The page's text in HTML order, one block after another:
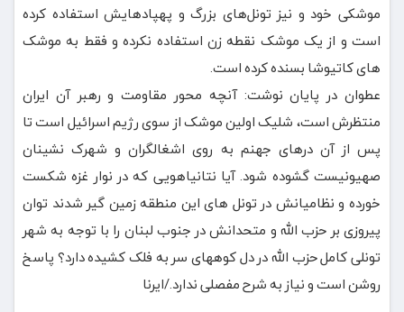
موشکی خود و نیز تونل‌های بزرگ و پهپادهایش استفاده کرده
است و از یک موشک نقطه زن استفاده نکرده و فقط به موشک
های کاتیوشا بسنده کرده است.
عطوان در پایان نوشت: آنچه محور مقاومت و رهبر آن ایران
منتظرش است، شلیک اولین موشک از سوی رژیم اسرائیل است تا
پس از آن درهای جهنم به روی اشغالگران و شهرک نشینان
صهیونیست گشوده شود. آیا نتانیاهویی که در نوار غزه شکست
خورده و نظامیانش در تونل های این منطقه زمین گیر شدند توان
پیروزی بر حزب الله و متحدانش در جنوب لبنان را با توجه به شهر
تونلی کامل حزب الله در دل کوههای سر به فلک کشیده دارد؟ پاسخ
روشن است و نیاز به شرح مفصلی ندارد./ایرنا